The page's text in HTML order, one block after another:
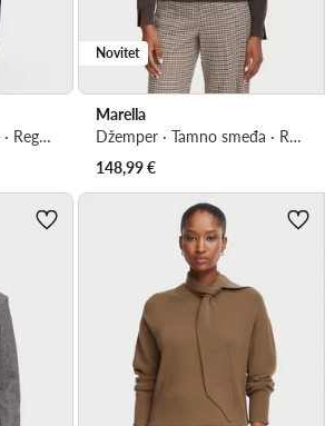
Traperice · Tamnoplava · Regular Fit
Novitet
Marella
Džemper · Tamno smeđa · Regular Fit
148,99€